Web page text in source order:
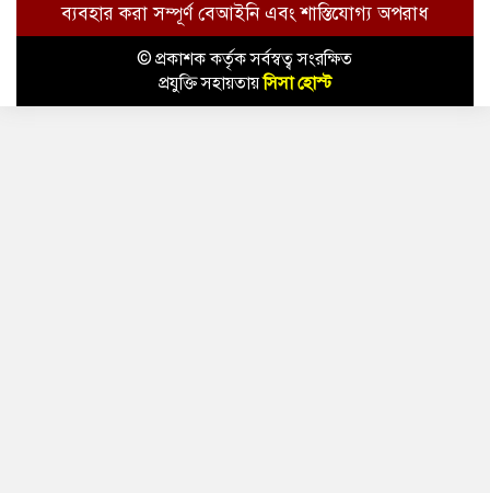
ব্যবহার করা সম্পূর্ণ বেআইনি এবং শাস্তিযোগ্য অপরাধ
© প্রকাশক কর্তৃক সর্বস্বত্ব সংরক্ষিত
প্রযুক্তি সহায়তায়সিসা হোস্ট